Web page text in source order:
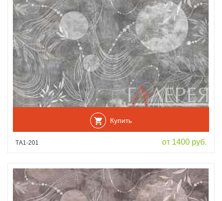
Купить
ТА1-201 от 1400 руб.